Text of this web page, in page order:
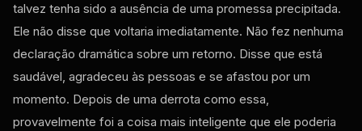
talvez tenha sido a ausência de uma promessa precipitada.
Ele não disse que voltaria imediatamente. Não fez nenhuma
declaração dramática sobre um retorno. Disse que está
saudável, agradeceu às pessoas e se afastou por um
momento. Depois de uma derrota como essa,
provavelmente foi a coisa mais inteligente que ele poderia